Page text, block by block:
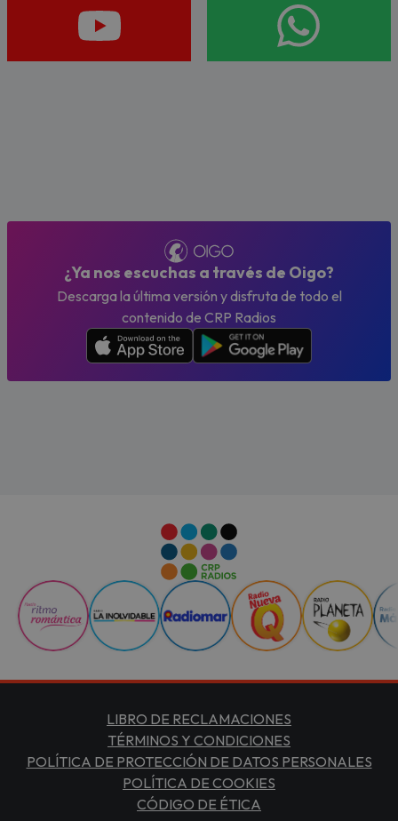
¿Ya nos escuchas a través de Oigo?
Descarga la última versión y disfruta de todo el
contenido de CRP Radios
LIBRO DE RECLAMACIONES
TÉRMINOS Y CONDICIONES
POLÍTICA DE PROTECCIÓN DE DATOS PERSONALES
POLÍTICA DE COOKIES
CÓDIGO DE ÉTICA